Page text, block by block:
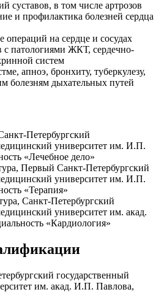
суставов, в том числе артрозов
и профилактика болезней сердца
операций на сердце и сосудах
с патологиями ЖКТ, сердечно-
систем
апноэ, бронхиту, туберкулезу,
болезням дыхательных путей
Петербургский
университет им. И.П.
«Лечебное дело»
Первый Санкт-Петербургский
университет им. И.П.
«Терапия»
Санкт-Петербургский
университет им. акад.
«Кардиология»
государственный
им. акад. И.П. Павлова,